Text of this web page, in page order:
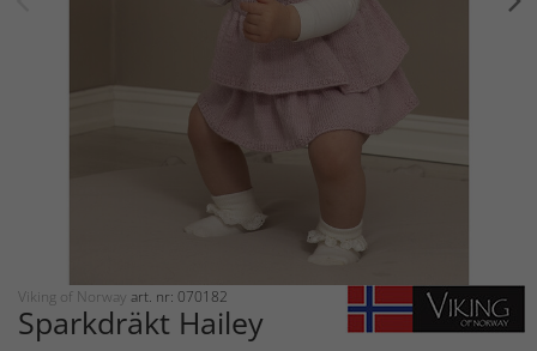
Viking of Norway art. nr: 070182
Sparkdräkt Hailey